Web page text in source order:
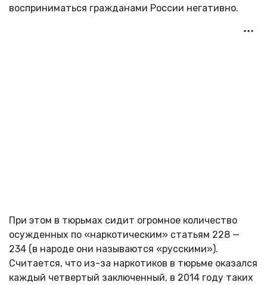
восприниматься гражданами России негативно.
При этом в тюрьмах сидит огромное количество
осужденных по «наркотическим» статьям 228 —
234 (в народе они называются «русскими»).
Считается, что из-за наркотиков в тюрьме оказался
каждый четвертый заключенный, в 2014 году таких